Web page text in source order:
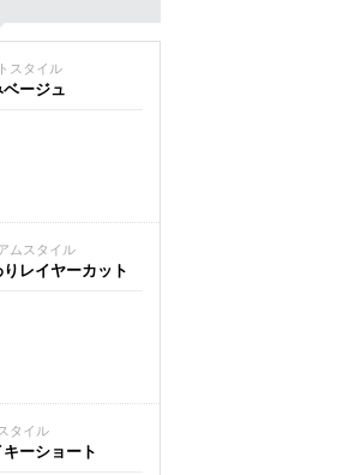
スタイル
ベージュ
ムスタイル
りレイヤーカット
タイル
キーショート